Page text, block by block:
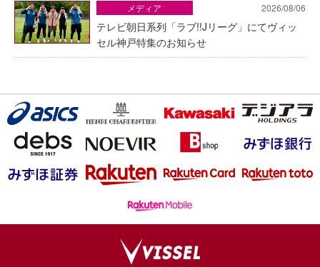
2026/08/06
テレビ朝日系列「ラブ!!Jリーグ」にてヴィッ
セル神戸特集のお知らせ
メディア